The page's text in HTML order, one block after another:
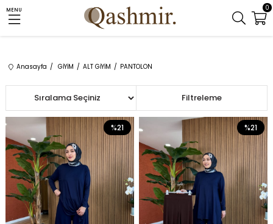
MENU 0
Anasayfa GİYİM ALT GİYİM PANTOLON
Filtreleme
Sıralama
%21 %21